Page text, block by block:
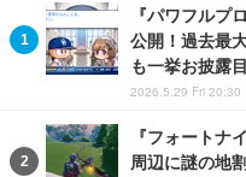
『パワフルプ
公開！過去最
も一挙お披露目
2026.5.29 Fri 20:30
『フォートナ
周辺に謎の地